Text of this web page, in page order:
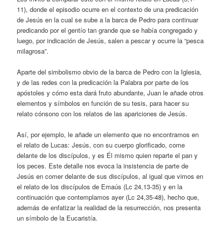
11), donde el episodio ocurre en el contexto de una predicación
de Jesús en la cual se sube a la barca de Pedro para continuar
predicando por el gentío tan grande que se había congregado y
luego, por indicación de Jesús, salen a pescar y ocurre la “pesca
milagrosa”.
Aparte del simbolismo obvio de la barca de Pedro con la Iglesia,
y de las redes con la predicación la Palabra por parte de los
apóstoles y cómo esta dará fruto abundante, Juan le añade otros
elementos y símbolos en función de su tesis, para hacer su
relato cónsono con los relatos de las apariciones de Jesús.
Así, por ejemplo, le añade un elemento que no encontramos en
el relato de Lucas: Jesús, con su cuerpo glorificado, come
delante de los discípulos, y es Él mismo quien reparte el pan y
los peces. Este detalle nos evoca la insistencia de parte de
Jesús en comer delante de sus discípulos, al igual que vimos en
el relato de los discípulos de Emaús (Lc 24,13-35) y en la
continuación que contemplamos ayer (Lc 24,35-48), hecho que,
además de enfatizar la realidad de la resurrección, nos presenta
un símbolo de la Eucaristía.